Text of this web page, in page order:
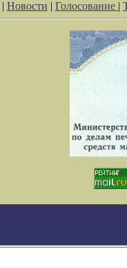
| Новости | Голосование |